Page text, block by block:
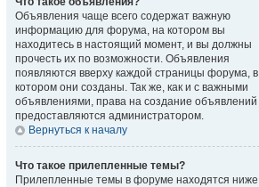
Объявления чаще всего содержат важную
информацию для форума, на котором вы
находитесь в настоящий момент, и вы должны
прочесть их по возможности. Объявления
появляются вверху каждой страницы форума, в
котором они созданы. Так же, как и с важными
объявлениями, права на создание объявлений
предоставляются администратором.
Вернуться к началу
Что такое прилепленные темы?
Прилепленные темы в форуме находятся ниже